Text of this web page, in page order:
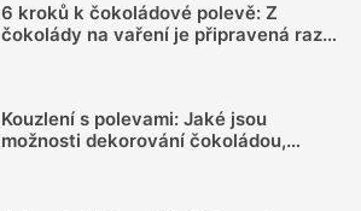
6 kroků k čokoládové polevě: Z
čokolády na vaření je připravená raz
Kouzlení s polevami: Jaké jsou
možnosti dekorování čokoládou,